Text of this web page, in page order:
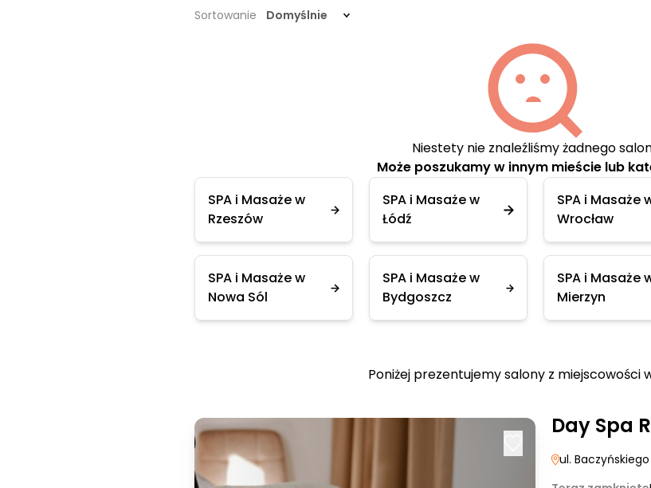
Sortowanie Domyślnie
Niestety nie znaleźliśmy żadnego
Może poszukamy w innym mieście lub
SPA i Masaże w
Rzeszów
SPA i Masaże w
Łódź
SPA i Masaże
Wrocław
SPA i Masaże w
Nowa Sól
SPA i Masaże w
Bydgoszcz
SPA i Masaże
Mierzyn
Poniżej prezentujemy salony z miejscowości
Day Spa
ul.